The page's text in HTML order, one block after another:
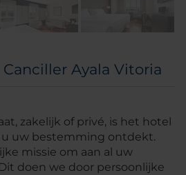
Ayala Vitoria
zakelijk of privé, is het hotel
u uw bestemming ontdekt.
missie om aan al uw
doen we door persoonlijke